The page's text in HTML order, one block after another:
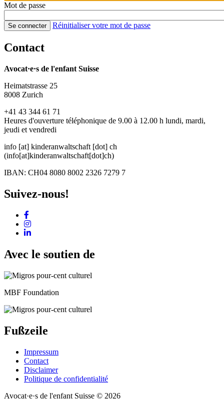
Mot de passe
Se connecter Réinitialiser votre mot de passe
Contact
Avocat·e·s de l'enfant Suisse
Heimatstrasse 25
8008 Zurich
+41 43 344 61 71
Heures d'ouverture téléphonique de 9.00 à 12.00 h lundi, mardi,
jeudi et vendredi
info [at] kinderanwaltschaft [dot] ch
(info[at]kinderanwaltschaft[dot]ch)
IBAN: CH04 8080 8002 2326 7279 7
Suivez-nous!
Avec le soutien de
MBF Foundation
Fußzeile
Impressum
Contact
Disclaimer
Politique de confidentialité
Avocat·e·s de l'enfant Suisse © 2026